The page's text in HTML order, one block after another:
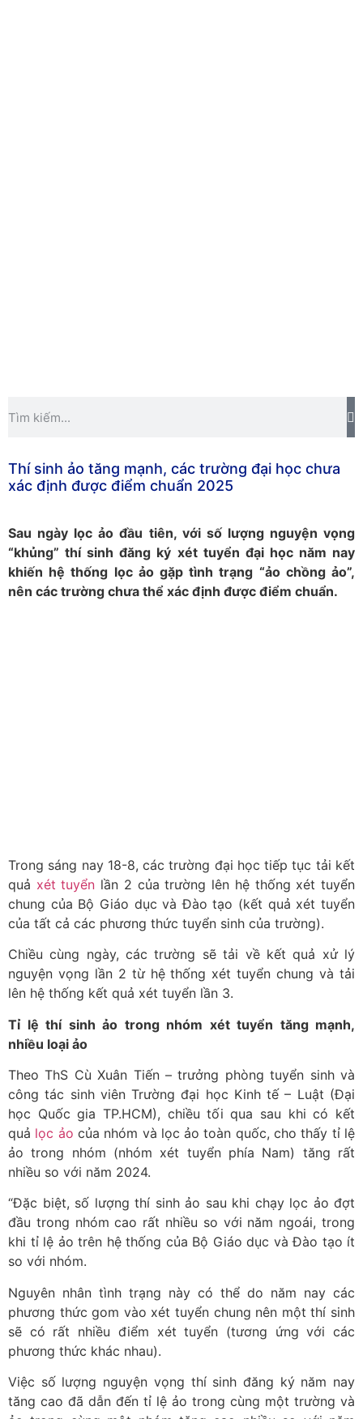
Thí sinh ảo tăng mạnh, các trường đại học chưa
xác định được điểm chuẩn 2025
Sau ngày lọc ảo đầu tiên, với số lượng nguyện vọng
“khủng” thí sinh đăng ký xét tuyển đại học năm nay
khiến hệ thống lọc ảo gặp tình trạng “ảo chồng ảo”,
nên các trường chưa thể xác định được điểm chuẩn.
Trong sáng nay 18-8, các trường đại học tiếp tục tải kết
quả xét tuyển lần 2 của trường lên hệ thống xét tuyển
chung của Bộ Giáo dục và Đào tạo (kết quả xét tuyển
của tất cả các phương thức tuyển sinh của trường).
Chiều cùng ngày, các trường sẽ tải về kết quả xử lý
nguyện vọng lần 2 từ hệ thống xét tuyển chung và tải
lên hệ thống kết quả xét tuyển lần 3.
Tỉ lệ thí sinh ảo trong nhóm xét tuyển tăng mạnh,
nhiều loại ảo
Theo ThS Cù Xuân Tiến – trưởng phòng tuyển sinh và
công tác sinh viên Trường đại học Kinh tế – Luật (Đại
học Quốc gia TP.HCM), chiều tối qua sau khi có kết
quả lọc ảo của nhóm và lọc ảo toàn quốc, cho thấy tỉ lệ
ảo trong nhóm (nhóm xét tuyển phía Nam) tăng rất
nhiều so với năm 2024.
“Đặc biệt, số lượng thí sinh ảo sau khi chạy lọc ảo đợt
đầu trong nhóm cao rất nhiều so với năm ngoái, trong
khi tỉ lệ ảo trên hệ thống của Bộ Giáo dục và Đào tạo ít
so với nhóm.
Nguyên nhân tình trạng này có thể do năm nay các
phương thức gom vào xét tuyển chung nên một thí sinh
sẽ có rất nhiều điểm xét tuyển (tương ứng với các
phương thức khác nhau).
Việc số lượng nguyện vọng thí sinh đăng ký năm nay
tăng cao đã dẫn đến tỉ lệ ảo trong cùng một trường và